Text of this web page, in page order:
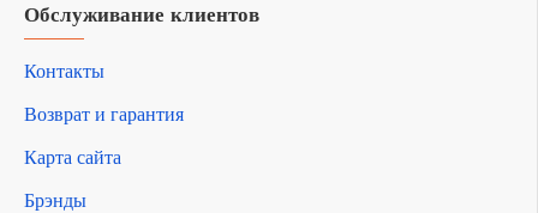
Обслуживание клиентов
Контакты
Возврат и гарантия
Карта сайта
Брэнды